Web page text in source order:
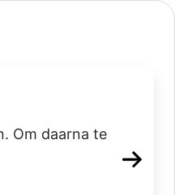
Om daarna te